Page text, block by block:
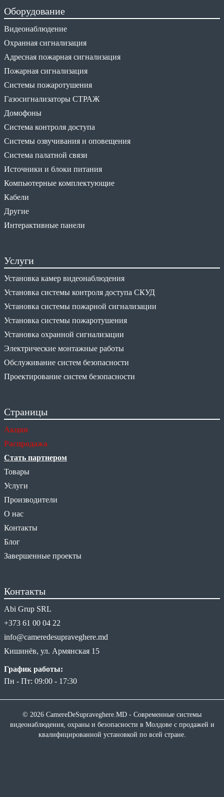
Оборудование
Видеонаблюдение
Охранная сигнализация
Адресная пожарная сигнализация
Пожарная сигнализация
Системы пожаротушения
Газосигнализаторы СТРАЖ
Домофоны
Система контроля доступа
Системы озвучивания и оповещения
Система палатной связи
Источники и блоки питания
Компьютерные комплектующие
Кабели
Другие
Интерактивные панели
Услуги
Установка камер видеонаблюдения
Установка системы контроля доступа СКУД
Установка системы пожарной сигнализации
Установка системы пожаротушения
Установка охранной сигнализации
Электрические монтажные работы
Обслуживание систем безопасности
Проектирование систем безопасности
Страницы
Акции
Распродажа
Стать партнером
Товары
Услуги
Производители
О нас
Контакты
Блог
Завершенные проекты
Контакты
Abi Grup SRL
+373 61 00 04 22
info@cameredesupraveghere.md
Кишинёв, ул. Армянская 15
График работы:
Пн - Пт: 09:00 - 17:30
© 2026 CamereDeSupraveghere.MD - Современные системы
видеонаблюдения, охраны и безопасности в Молдове с продажей и
квалифицированной установкой по всей стране.